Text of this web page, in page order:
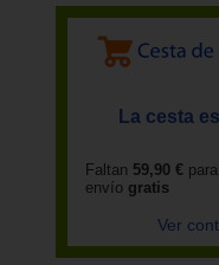
La cesta
Faltan 59,90 €
envío gratis
Ver